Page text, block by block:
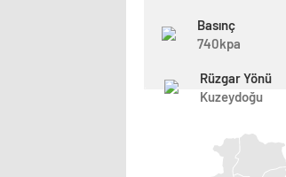
Basınç
740kpa
Rüzgar Yönü
Kuzeydoğu